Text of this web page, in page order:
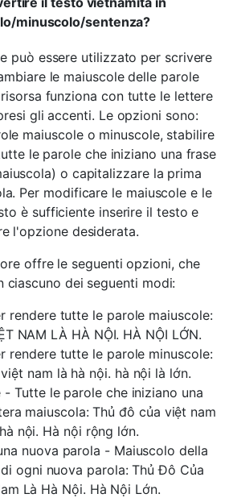
minuscolo/sentenza?
può essere utilizzato per scrivere
le maiuscole delle parole
funziona con tutte le lettere
gli accenti. Le opzioni sono:
maiuscole o minuscole, stabilire
le parole che iniziano una frase
o capitalizzare la prima
Per modificare le maiuscole e le
è sufficiente inserire il testo e
l'opzione desiderata.
offre le seguenti opzioni, che
ciascuno dei seguenti modi:
rendere tutte le parole maiuscole:
NAM LÀ HÀ NỘI. HÀ NỘI LỚN.
rendere tutte le parole minuscole:
nam là hà nội. hà nội là lớn.
- Tutte le parole che iniziano una
maiuscola: Thủ đô của việt nam
nội. Hà nội rộng lớn.
nuova parola - Maiuscolo della
ogni nuova parola: Thủ Đô Của
Là Hà Nội. Hà Nội Lớn.